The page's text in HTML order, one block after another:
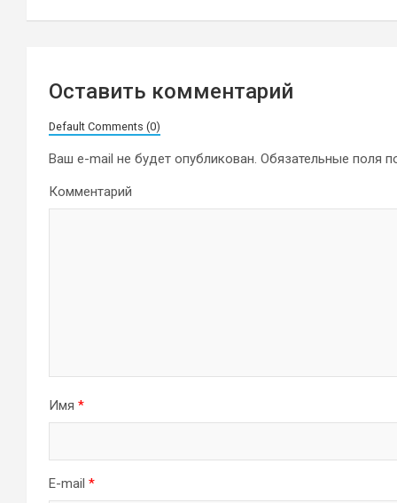
записям
Оставить комментарий
Default Comments (0)
Ваш e-mail не будет опубликован. Обязательные поля
Комментарий
Имя *
E-mail *